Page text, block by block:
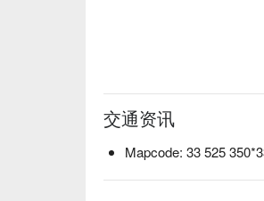
交通资讯
Mapcode: 33 525